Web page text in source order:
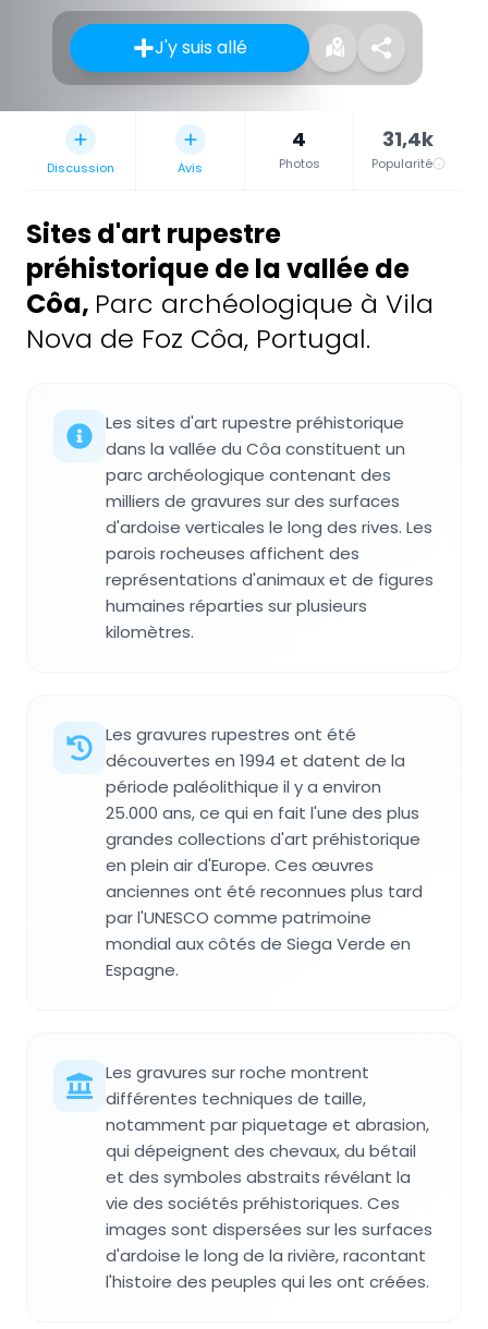
J'y suis allé
Discussion Avis
4
Photos
31,4k
Popularité
Sites d'art rupestre
préhistorique de la vallée de
Côa, Parc archéologique à Vila
Nova de Foz Côa, Portugal.
Les sites d'art rupestre préhistorique
dans la vallée du Côa constituent un
parc archéologique contenant des
milliers de gravures sur des surfaces
d'ardoise verticales le long des rives. Les
parois rocheuses affichent des
représentations d'animaux et de figures
humaines réparties sur plusieurs
kilomètres.
Les gravures rupestres ont été
découvertes en 1994 et datent de la
période paléolithique il y a environ
25.000 ans, ce qui en fait l'une des plus
grandes collections d'art préhistorique
en plein air d'Europe. Ces œuvres
anciennes ont été reconnues plus tard
par l'UNESCO comme patrimoine
mondial aux côtés de Siega Verde en
Espagne.
Les gravures sur roche montrent
différentes techniques de taille,
notamment par piquetage et abrasion,
qui dépeignent des chevaux, du bétail
et des symboles abstraits révélant la
vie des sociétés préhistoriques. Ces
images sont dispersées sur les surfaces
d'ardoise le long de la rivière, racontant
l'histoire des peuples qui les ont créées.